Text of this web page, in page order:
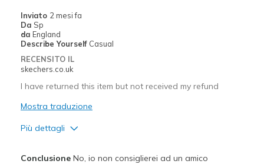
Larghezza
Taglie
La taglia piena è troppo grande
Inviato 2 mesi fa
Da Sp
da England
Describe Yourself Casual
RECENSITO IL
skechers.co.uk
I have returned this item but not received my refund
Mostra traduzione
Più dettagli
ConclusioneNo, io non consiglierei ad un amico